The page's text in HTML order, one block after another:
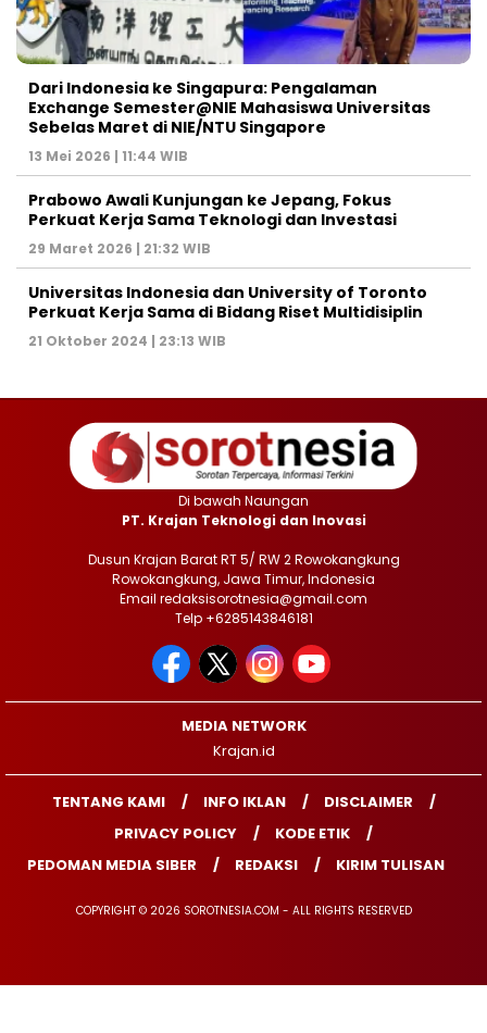
Dari Indonesia ke Singapura: Pengalaman
Exchange Semester@NIE Mahasiswa Universitas
Sebelas Maret di NIE/NTU Singapore
13 Mei 2026 | 11:44 WIB
Prabowo Awali Kunjungan ke Jepang, Fokus
Perkuat Kerja Sama Teknologi dan Investasi
29 Maret 2026 | 21:32 WIB
Universitas Indonesia dan University of Toronto
Perkuat Kerja Sama di Bidang Riset Multidisiplin
21 Oktober 2024 | 23:13 WIB
Di bawah Naungan
PT. Krajan Teknologi dan Inovasi
Dusun Krajan Barat RT 5/ RW 2 Rowokangkung
Rowokangkung, Jawa Timur, Indonesia
Email redaksisorotnesia@gmail.com
Telp +6285143846181
MEDIA NETWORK
Krajan.id
TENTANG KAMI INFO IKLAN
DISCLAIMER
PRIVACY POLICY
KODE ETIK
PEDOMAN MEDIA SIBER
REDAKSI KIRIM TULISAN
COPYRIGHT © 2026 SOROTNESIA.COM - ALL RIGHTS RESERVED